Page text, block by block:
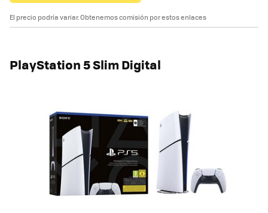
El precio podría variar. Obtenemos comisión por estos enlaces
PlayStation 5 Slim Digital